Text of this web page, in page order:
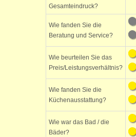
Gesamteindruck?
Wie fanden Sie die
Beratung und Service?
Wie beurteilen Sie das
Preis/Leistungsverhältnis?
Wie fanden Sie die
Küchenausstattung?
Wie war das Bad / die
Bäder?